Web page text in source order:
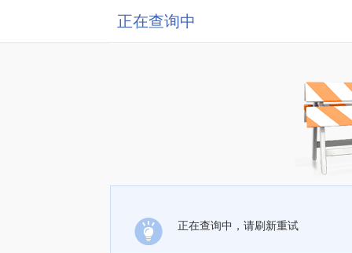
正在查询中
正在查询中，请刷新重试